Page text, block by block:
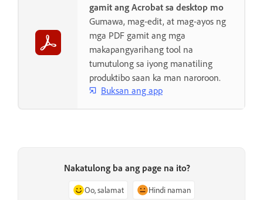
gamit ang Acrobat sa desktop mo
Gumawa, mag-edit, at mag-ayos ng
mga PDF gamit ang mga
makapangyarihang tool na
tumutulong sa iyong manatiling
produktibo saan ka man naroroon.
Buksan ang app
Nakatulong ba ang page na ito?
Oo, salamat Hindi naman